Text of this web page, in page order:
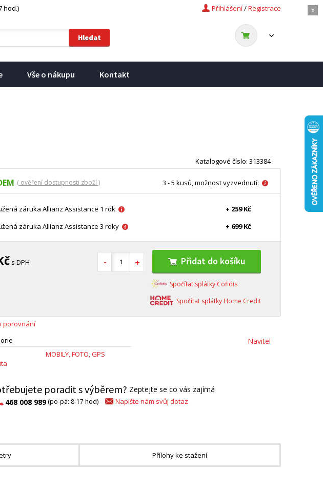
x
Registrace
/
Přihlášení
hod.)
Vše o nákupu Kontakt
Katalogové číslo: 313384
( ověření dostupnosti zboží ) 3 - 5 kusů, možnost vyzvednutí:
záruka Allianz Assistance 1 rok
+ 259 Kč
záruka Allianz Assistance 3 roky
+ 699 Kč
s DPH Přidat do košíku
Spočítat splátky Cofidis
Spočítat splátky Home Credit
porovnání
MOBILY, FOTO, GPS
Navitel
poradit s výběrem? Zeptejte se co vás zajímá
468 008 989(po-pá: 8-17 hod) Napište nám svůj dotaz
Přílohy ke stažení